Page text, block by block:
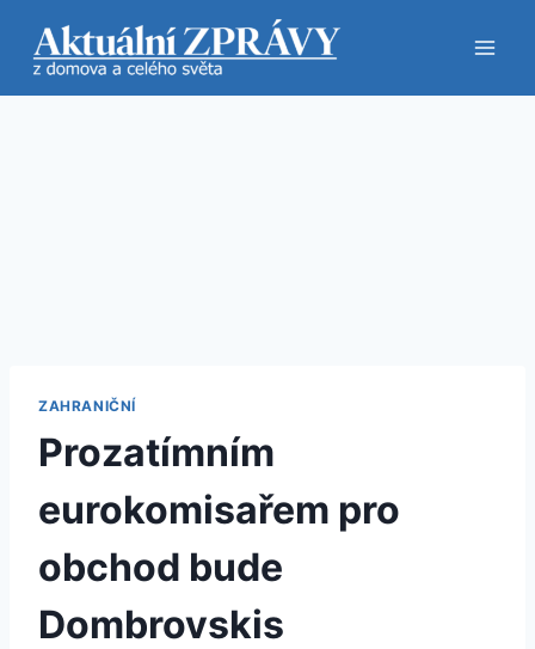
obsah
ZAHRANIČNÍ
Prozatímním
eurokomisařem pro
obchod bude
Dombrovskis